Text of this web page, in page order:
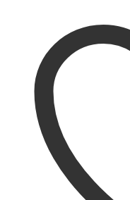
varyasyonu
var.
Seçenekler
ürün
sayfasından
seçilebilir